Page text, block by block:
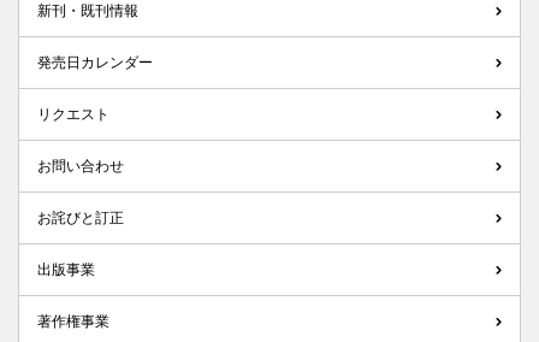
新刊・既刊情報
発売日カレンダー
リクエスト
お問い合わせ
お詫びと訂正
出版事業
著作権事業